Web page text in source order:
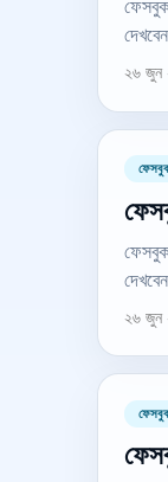
ফেসবুক
২৬ জুন
ফেসবুক
২৬ জুন